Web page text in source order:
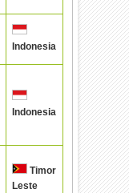
Indonesia
Indonesia
Timor
Leste